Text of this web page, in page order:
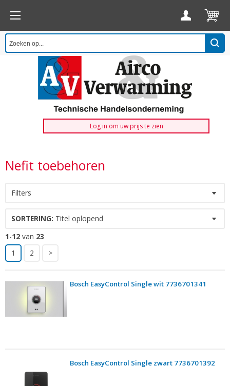
Log in om uw prijs te zien
Nefit toebehoren
Filters
SORTERING: Titel oplopend
1-12 van 23
1
2 >
Bosch EasyControl Single wit 7736701341
Bosch EasyControl Single zwart 7736701392